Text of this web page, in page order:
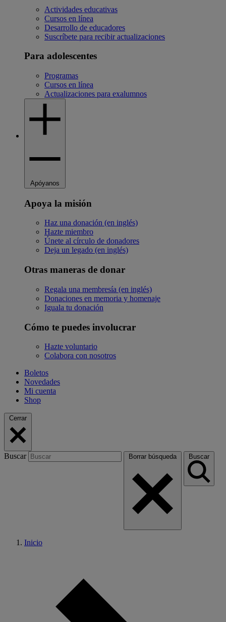
Actividades educativas
Cursos en línea
Desarrollo de educadores
Suscríbete para recibir actualizaciones
Para adolescentes
Programas
Cursos en línea
Actualizaciones para exalumnos
Apóyanos
Apoya la misión
Haz una donación (en inglés)
Hazte miembro
Únete al círculo de donadores
Deja un legado (en inglés)
Otras maneras de donar
Regala una membresía (en inglés)
Donaciones en memoria y homenaje
Iguala tu donación
Cómo te puedes involucrar
Hazte voluntario
Colabora con nosotros
Boletos
Novedades
Mi cuenta
Shop
Cerrar
Buscar Borrar búsqueda Buscar
Inicio